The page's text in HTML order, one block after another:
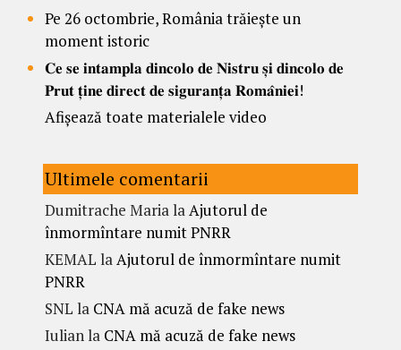
Pe 26 octombrie, România trăiește un
moment istoric
𝐂𝐞 𝐬𝐞 𝐢𝐧𝐭𝐚𝐦𝐩𝐥𝐚 𝐝𝐢𝐧𝐜𝐨𝐥𝐨 𝐝𝐞 𝐍𝐢𝐬𝐭𝐫𝐮 𝐬̦𝐢 𝐝𝐢𝐧𝐜𝐨𝐥𝐨 𝐝𝐞
𝐏𝐫𝐮𝐭 𝐭̦𝐢𝐧𝐞 𝐝𝐢𝐫𝐞𝐜𝐭 𝐝𝐞 𝐬𝐢𝐠𝐮𝐫𝐚𝐧𝐭̦𝐚 𝐑𝐨𝐦𝐚̂𝐧𝐢𝐞𝐢!
Afișează toate materialele video
Ultimele comentarii
Dumitrache MarialaAjutorul de
înmormîntare numit PNRR
KEMAL laAjutorul de înmormîntare numit
PNRR
SNL la CNA mă acuză de fake news
Iulianla CNA mă acuză de fake news